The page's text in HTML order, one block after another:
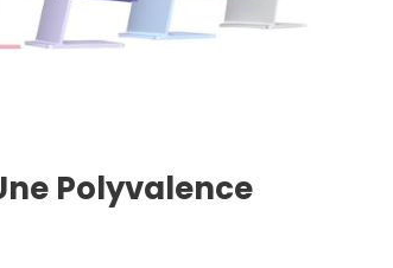
Polyvalence